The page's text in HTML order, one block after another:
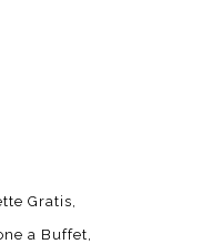
Gratis
a Buffet